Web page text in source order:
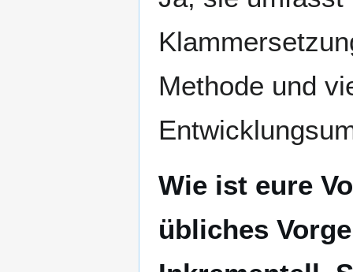
Methode und
Wie ist eure
übliches